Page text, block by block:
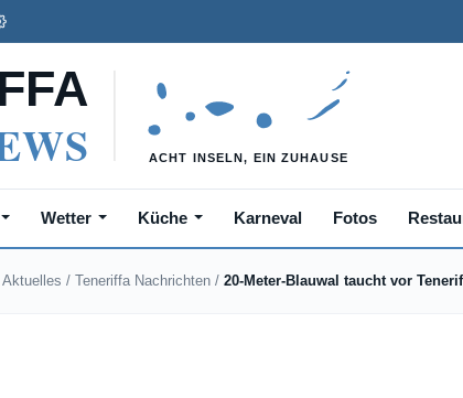
Wetter Küche Karneval Fotos
Aktuelles / Teneriffa Nachrichten / 20-Meter-Blauwal taucht vor